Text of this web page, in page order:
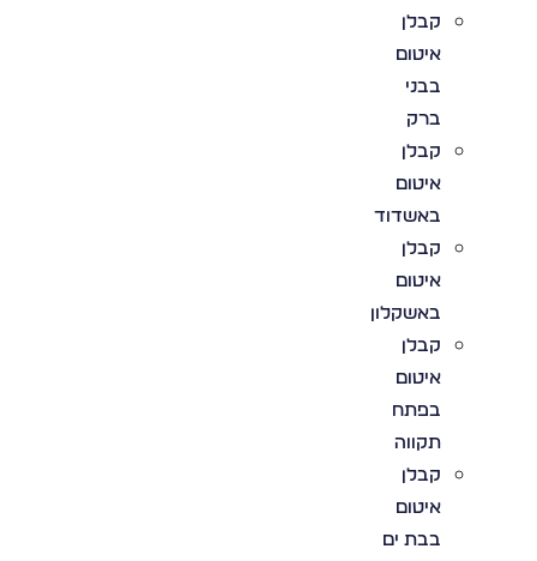
קבלן
איטום
בבני
ברק
קבלן
איטום
באשדוד
קבלן
איטום
באשקלון
קבלן
איטום
בפתח
תקווה
קבלן
איטום
בבת ים